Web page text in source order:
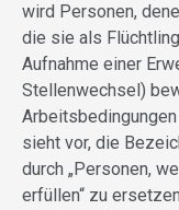
wird Personen,
die sie als
Aufnahme einer
Stellenwechsel)
sieht vor, die
durch „Personen,
erfüllen“ zu